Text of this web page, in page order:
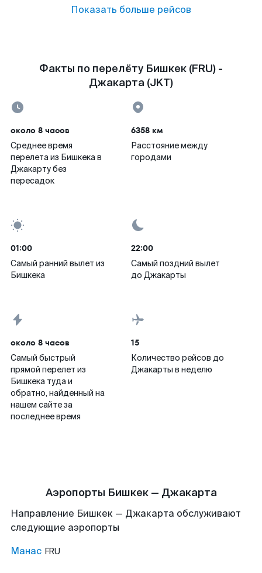
Показать больше рейсов
Факты по перелёту Бишкек (FRU) -
Джакарта (JKT)
около 8 часов
Среднее время
перелета из Бишкека в
Джакарту без
пересадок
6358 км
Расстояние между
городами
01:00
Самый ранний вылет из
Бишкека
22:00
Самый поздний вылет
до Джакарты
около 8 часов
Самый быстрый
прямой перелет из
Бишкека туда и
обратно, найденный на
нашем сайте за
последнее время
15
Количество рейсов до
Джакарты в неделю
Аэропорты Бишкек — Джакарта
Направление Бишкек — Джакарта обслуживают
следующие аэропорты
Манас FRU